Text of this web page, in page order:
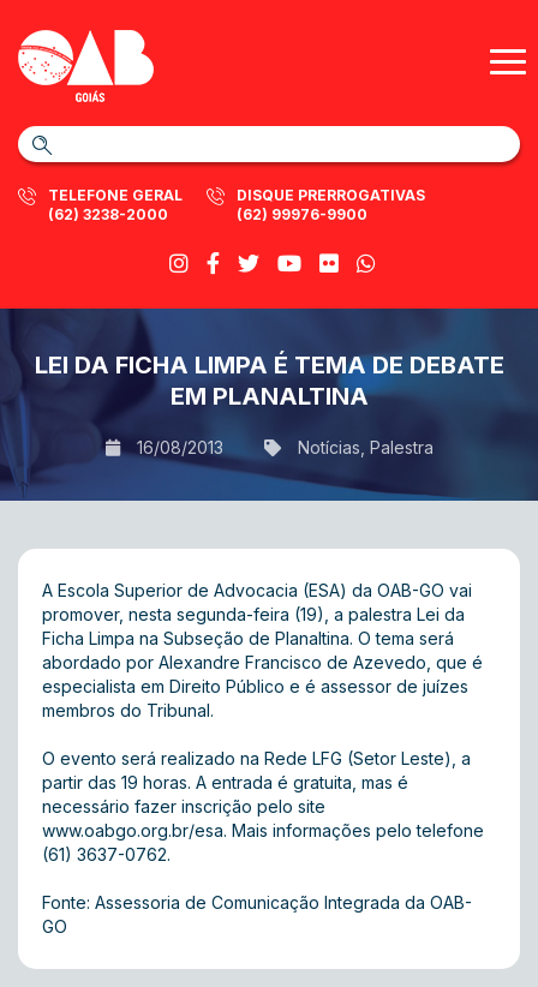
TELEFONE GERAL
(62) 3238-2000
DISQUE PRERROGATIVAS
(62) 99976-9900
LEI DA FICHA LIMPA É TEMA DE DEBATE
EM PLANALTINA
16/08/2013 Notícias Palestra
A Escola Superior de Advocacia (ESA) da OAB-GO vai
promover, nesta segunda-feira (19), a palestra Lei da
Ficha Limpa na Subseção de Planaltina. O tema será
abordado por Alexandre Francisco de Azevedo, que é
especialista em Direito Público e é assessor de juízes
membros do Tribunal.
O evento será realizado na Rede LFG (Setor Leste), a
partir das 19 horas. A entrada é gratuita, mas é
necessário fazer inscrição pelo site
www.oabgo.org.br/esa. Mais informações pelo telefone
(61) 3637-0762.
Fonte: Assessoria de Comunicação Integrada da OAB-
GO